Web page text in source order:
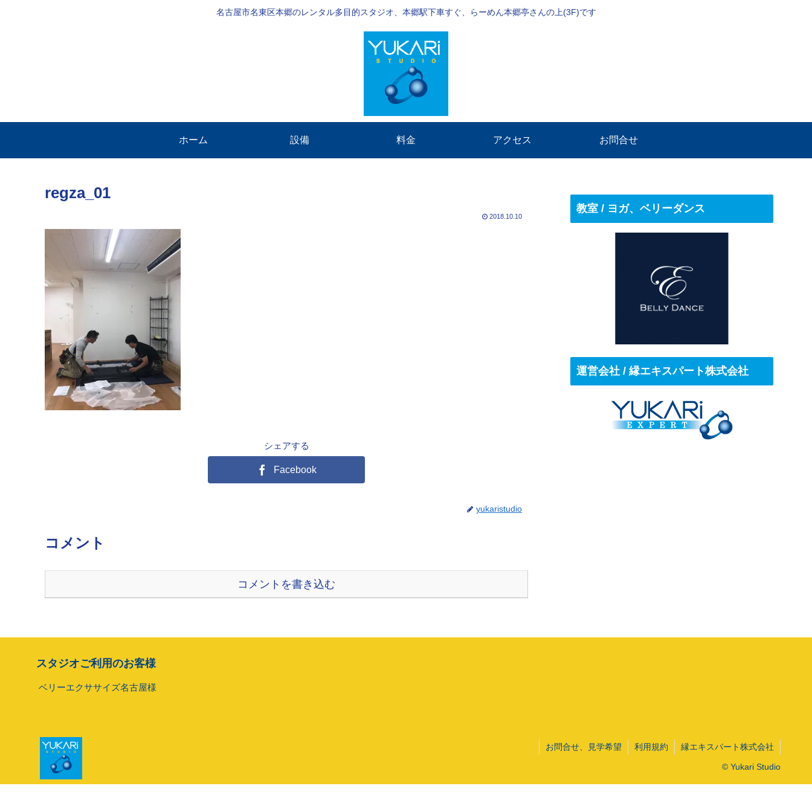
名古屋市名東区本郷のレンタル多目的スタジオ、本郷駅下車すぐ、らーめん本郷亭さんの上(3F)です
ホーム 設備 料金 アクセス お問合せ
regza_01
2018.10.10
シェアする
Facebook
yukaristudio
コメント
コメントを書き込む
教室 / ヨガ、ベリーダンス
運営会社 / 縁エキスパート株式会社
スタジオご利用のお客様
ベリーエクササイズ名古屋様
お問合せ、見学希望 利用規約 縁エキスパート株式会社
© Yukari Studio